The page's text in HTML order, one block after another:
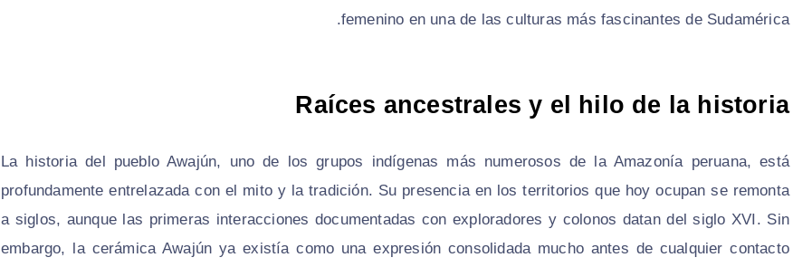
femenino en una de las culturas más fascinantes de Sudamérica.
Raíces ancestrales y el hilo de la historia
La historia del pueblo Awajún, uno de los grupos indígenas más numerosos de la Amazonía peruana, está
profundamente entrelazada con el mito y la tradición. Su presencia en los territorios que hoy ocupan se remonta
a siglos, aunque las primeras interacciones documentadas con exploradores y colonos datan del siglo XVI. Sin
embargo, la cerámica Awajún ya existía como una expresión consolidada mucho antes de cualquier contacto